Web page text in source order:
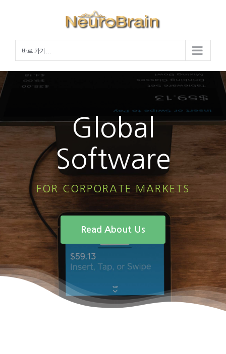
바로 가기...
Global
Software
FOR CORPORATE MARKETS
Read About Us